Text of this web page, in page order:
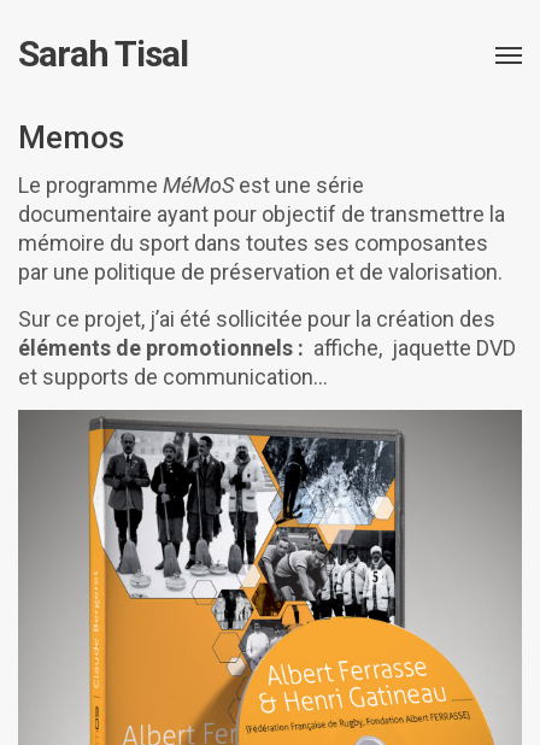
Sarah Tisal
Memos
Le programme MéMoSest une série
documentaire ayant pour objectif de transmettre la
mémoire du sport dans toutes ses composantes
par une politique de préservation et de valorisation.
Sur ce projet, j’ai été sollicitée pour la création des
éléments de promotionnels : affiche, jaquette DVD
et supports de communication…